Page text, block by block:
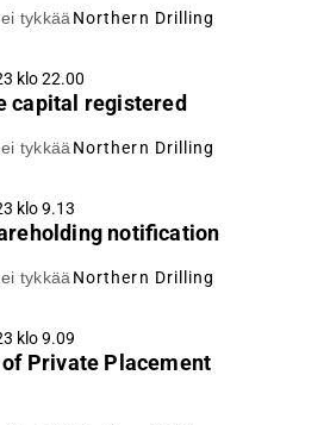
ei tykkää Northern Drilling
klo 22.00
capital registered
ei tykkää Northern Drilling
klo 9.13
notification
ei tykkää Northern Drilling
klo 9.09
of Private Placement